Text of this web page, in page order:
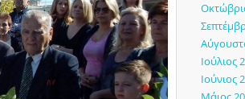
Ιούλιος
Ιούνιος